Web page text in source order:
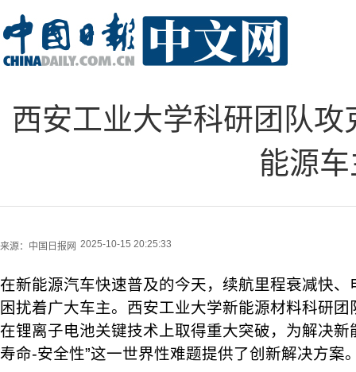
西安工业大学科研团队
能源
来源： 中国日报网 2025-10-15 20:25:33
在新能源汽车快速普及的今天，续航里程衰减快
困扰着广大车主。西安工业大学新能源材料科研
在锂离子电池关键技术上取得重大突破，为解决新
寿命-安全性”这一世界性难题提供了创新解决方案